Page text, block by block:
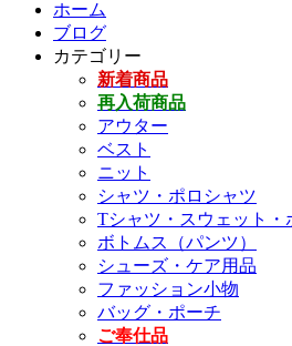
ホーム
ブログ
カテゴリー
新着商品
再入荷商品
アウター
ベスト
ニット
シャツ・ポロシャツ
Tシャツ・スウェット・
ボトムス（パンツ）
シューズ・ケア用品
ファッション小物
バッグ・ポーチ
ご奉仕品